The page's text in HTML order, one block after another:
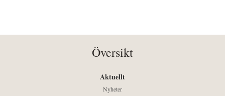
Översikt
Aktuellt
Nyheter